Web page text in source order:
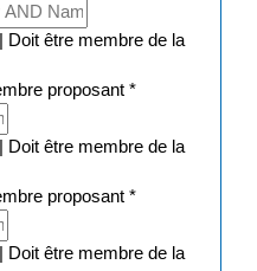
Doit être membre de la
proposant*
Doit être membre de la
proposant*
Doit être membre de la